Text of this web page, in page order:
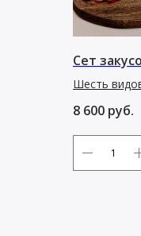
Сет
Шесть
8 600 руб.